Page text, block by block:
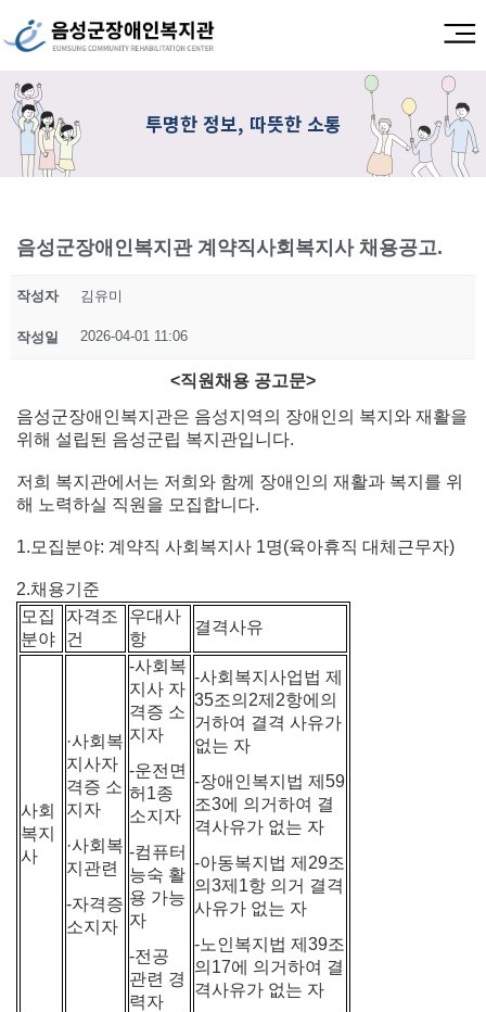
투명한 정보, 따뜻한 소통
음성군장애인복지관 계약직사회복지사 채용공고.
작성자 김유미
작성일 2026-04-01 11:06
<직원채용 공고문>
음성군장애인복지관은 음성지역의 장애인의 복지와 재활을
위해 설립된 음성군립 복지관입니다.
저희 복지관에서는 저희와 함께 장애인의 재활과 복지를 위
해 노력하실 직원을 모집합니다.
1.모집분야: 계약직 사회복지사 1명(육아휴직 대체근무자)
2.채용기준
모집
분야
자격조
건
우대사
항
결격사유
사회
복지
사
·사회복
지사자
격증 소
지자
·사회복
지관련
-자격증
소지자
-사회복
지사 자
격증 소
지자
-운전면
허1종
소지자
-컴퓨터
능숙 활
용 가능
자
-전공
관련 경
력자
-사회복지사업법 제
35조의2제2항에의
거하여 결격 사유가
없는 자
-장애인복지법 제59
조3에 의거하여 결
격사유가 없는 자
-아동복지법 제29조
의3제1항 의거 결격
사유가 없는 자
-노인복지법 제39조
의17에 의거하여 결
격사유가 없는 자